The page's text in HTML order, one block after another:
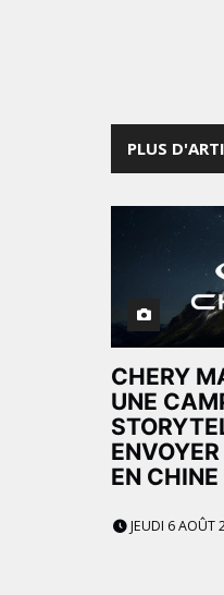
PLUS
CHERY
UNE
EN CHINE
JEUDI 6 AOÛT